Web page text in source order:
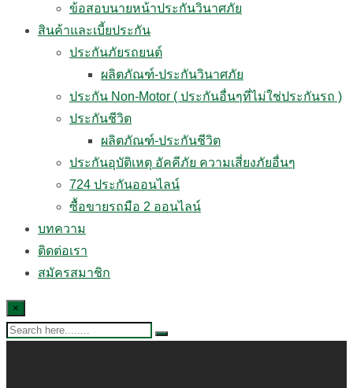
ข้อสอบนายหน้าประกันวินาศภัย
สินค้าและเบี้ยประกัน
ประกันภัยรถยนต์
ผลิตภัณฑ์-ประกันวินาศภัย
ประกัน Non-Motor ( ประกันอื่นๆที่ไม่ใช่ประกันรถ )
ประกันชีวิต
ผลิตภัณฑ์-ประกันชีวิต
ประกันอุบัติเหตุ อัคคีภัย ความเสี่ยงภัยอื่นๆ
724 ประกันออนไลน์
ซื้อขายรถมือ 2 ออนไลน์
บทความ
ติดต่อเรา
สมัครสมาชิก
×